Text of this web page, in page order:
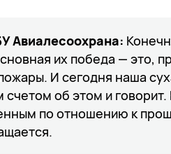
Авиалесоохрана:
их победа — это,
И сегодня наша
об этом и говорит.
по отношению к